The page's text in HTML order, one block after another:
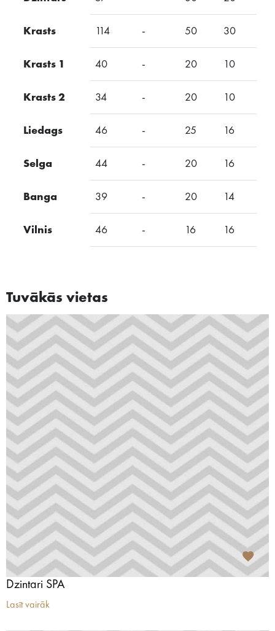
Krasts 114 - 50 30
Krasts 1 40 - 20 10
Krasts 2 34 - 20 10
Liedags 46 - 25 16
Selga 44 - 20 16
Banga 39 - 20 14
Vilnis 46 - 16 16
Tuvākās vietas
Dzintari SPA
Lasīt vairāk